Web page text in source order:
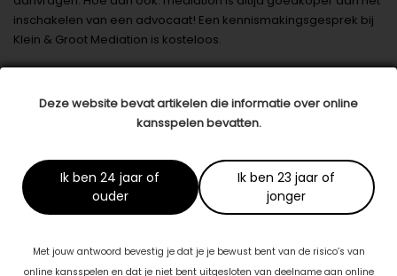
Deze website bevat artikelen die informatie over online
kansspelen bevatten.
Ik ben 24 jaar of
ouder
Ik ben 23 jaar of
jonger
Met jouw antwoord bevestig je dat je je bewust bent van de risico’s van
online kansspelen en dat je niet bent uitgesloten van deelname aan online
inschakelen van een advocaat! Een kennismakingsgesprek bij
Klein & Groot Mediation is kosteloos.
Deel dit artikel
Dit artikel is tot stand gekomen in samenwerking met:
Klein & Groot Mediation
www.kleinengrootmediation.nl